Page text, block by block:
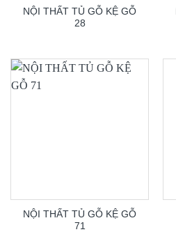
NỘI THẤT TỦ GỖ KỆ GỖ
28
NỘI THẤT TỦ GỖ KỆ GỖ
71